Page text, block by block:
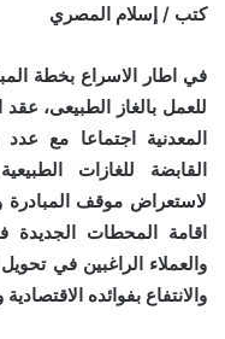
كتب / إسلام المصري
في اطار الاسراع بخطة
للعمل بالغاز الطبيعى،
المعدنية اجتماعا مع
القابضة للغازات
لاستعراض موقف المبادرة
اقامة المحطات الجديدة
والعملاء الراغبين في
والانتفاع بفوائده